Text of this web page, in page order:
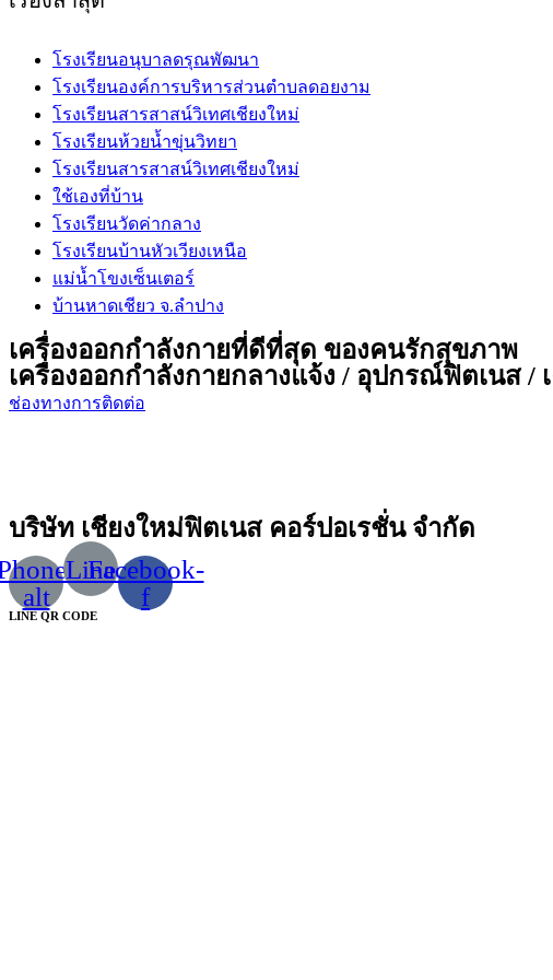
โรงเรียนอนุบาลดรุณพัฒนา
โรงเรียนองค์การบริหารส่วนตำบลดอยงาม
โรงเรียนสารสาสน์วิเทศเชียงใหม่
โรงเรียนห้วยน้ำขุ่นวิทยา
โรงเรียนสารสาสน์วิเทศเชียงใหม่
ใช้เองที่บ้าน
โรงเรียนวัดค่ากลาง
โรงเรียนบ้านหัวเวียงเหนือ
แม่น้ำโขงเซ็นเตอร์
บ้านหาดเชียว จ.ลำปาง
เครื่องออกกำลังกายที่ดีที่สุด ของคนรักสุขภาพ
เครื่องออกกำลังกายกลางแจ้ง / อุปกรณ์ฟิตเนส /
ช่องทางการติดต่อ
บริษัท เชียงใหม่ฟิตเนส คอร์ปอเรชั่น จำกัด
alt
Line
Facebook-
f
LINE QR CODE